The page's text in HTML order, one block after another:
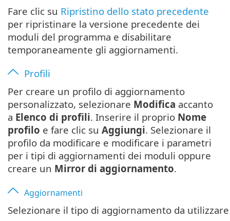
Fare clic su Ripristino dello stato precedente
per ripristinare la versione precedente dei
moduli del programma e disabilitare
temporaneamente gli aggiornamenti.
Profili
Per creare un profilo di aggiornamento
personalizzato, selezionare Modifica accanto
a Elenco di profili. Inserire il proprio Nome
profilo e fare clic su Aggiungi. Selezionare il
profilo da modificare e modificare i parametri
per i tipi di aggiornamenti dei moduli oppure
creare un Mirror di aggiornamento.
Aggiornamenti
Selezionare il tipo di aggiornamento da